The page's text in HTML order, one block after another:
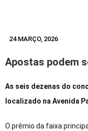
24 MARÇO, 2026
Apostas podem
As seis dezenas do
localizado na Avenida
O prêmio da faixa